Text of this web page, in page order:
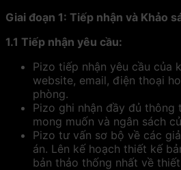
Giai đoạn 1: Tiếp nhận và Khảo
1.1 Tiếp nhận yêu cầu:
Pizo tiếp nhận yêu cầu của
website, email, điện thoại
phòng.
Pizo ghi nhận đầy đủ thông
mong muốn và ngân sách
Pizo tư vấn sơ bộ về các
án. Lên kế hoạch thiết kế
bản thảo thống nhất về